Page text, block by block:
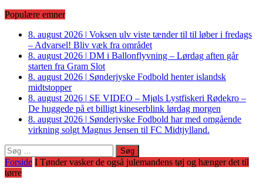
Populære emner
8. august 2026 | Voksen ulv viste tænder til til løber i fredags
– Advarsel! Bliv væk fra området
8. august 2026 | DM i Ballonflyvning – Lørdag aften går
starten fra Gram Slot
8. august 2026 | Sønderjyske Fodbold henter islandsk
midtstopper
8. august 2026 | SE VIDEO – Mjøls Lystfiskeri Rødekro –
De huggede på et billigt kineserblink lørdag morgen
8. august 2026 | Sønderjyske Fodbold har med omgående
virkning solgt Magnus Jensen til FC Midtjylland.
Søg
efter:
Forside I Tønder vasker de også julemandens tøj og hænger det til
tørre